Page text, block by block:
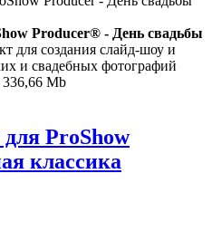
Producer® - День свадьбы
для создания слайд-шоу и
и свадебных фотографий
336,66 Mb
ProShow
классика